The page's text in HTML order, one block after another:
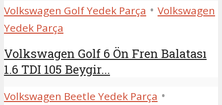
Volkswagen Golf Yedek Parça • Volkswagen
Yedek Parça
Volkswagen Golf 6 Ön Fren Balatası
1.6 TDI 105 Beygir...
Volkswagen Beetle Yedek Parça •